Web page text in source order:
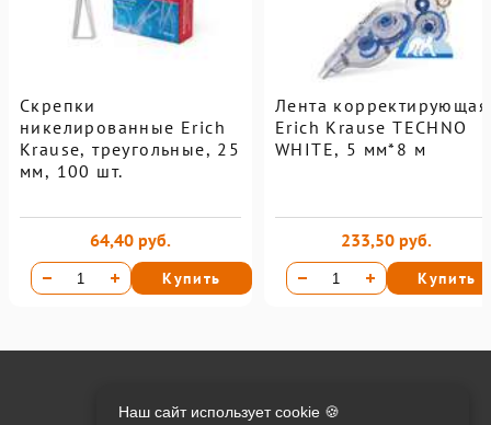
Cкрепки
никелированные Erich
Krause, треугольные, 25
мм, 100 шт.
64,40 руб.
Купить
Лента корректирующая
Erich Krause TECHNO
WHITE, 5 мм*8 м
233,50 руб.
Купить
Онлайн оплата на сайте:
Наш сайт использует cookie 🍪